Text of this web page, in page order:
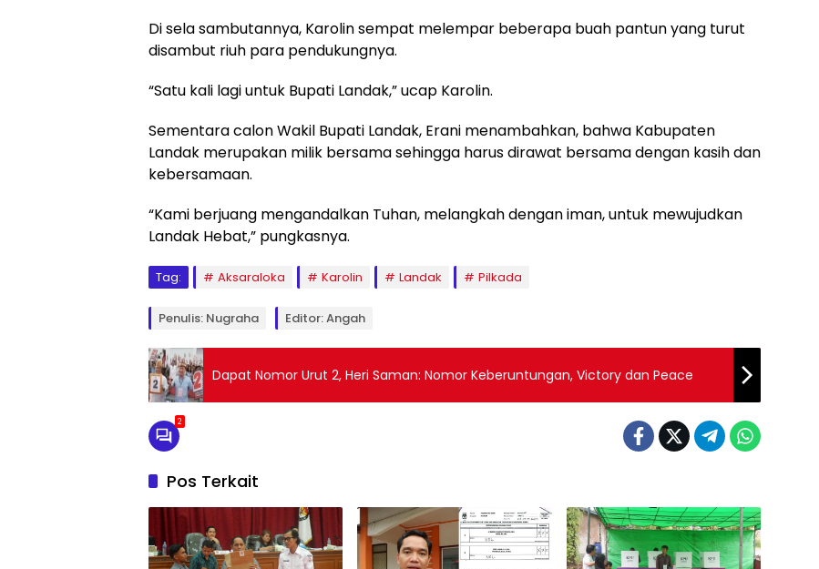
Di sela sambutannya, Karolin sempat melempar beberapa buah pantun yang turut
disambut riuh para pendukungnya.
“Satu kali lagi untuk Bupati Landak,” ucap Karolin.
Sementara calon Wakil Bupati Landak, Erani menambahkan, bahwa Kabupaten
Landak merupakan milik bersama sehingga harus dirawat bersama dengan kasih dan
kebersamaan.
“Kami berjuang mengandalkan Tuhan, melangkah dengan iman, untuk mewujudkan
Landak Hebat,” pungkasnya.
Tag: Aksaraloka Karolin Landak Pilkada
Penulis: Nugraha Editor: Angah
Dapat Nomor Urut 2, Heri Saman: Nomor Keberuntungan, Victory dan Peace
2
Pos Terkait